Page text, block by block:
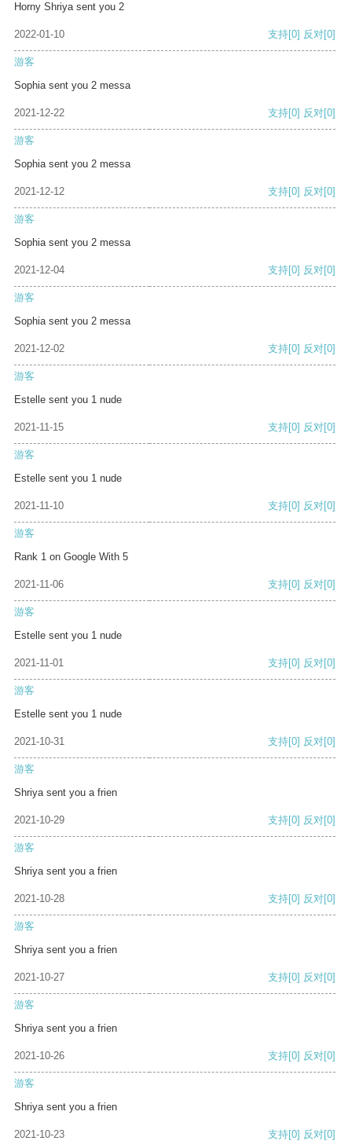
Horny Shriya sent you 2
2022-01-10 支持[0] 反对[0]
游客
Sophia sent you 2 messa
2021-12-22 支持[0] 反对[0]
游客
Sophia sent you 2 messa
2021-12-12 支持[0] 反对[0]
游客
Sophia sent you 2 messa
2021-12-04 支持[0] 反对[0]
游客
Sophia sent you 2 messa
2021-12-02 支持[0] 反对[0]
游客
Estelle sent you 1 nude
2021-11-15 支持[0] 反对[0]
游客
Estelle sent you 1 nude
2021-11-10 支持[0] 反对[0]
游客
Rank 1 on Google With 5
2021-11-06 支持[0] 反对[0]
游客
Estelle sent you 1 nude
2021-11-01 支持[0] 反对[0]
游客
Estelle sent you 1 nude
2021-10-31 支持[0] 反对[0]
游客
Shriya sent you a frien
2021-10-29 支持[0] 反对[0]
游客
Shriya sent you a frien
2021-10-28 支持[0] 反对[0]
游客
Shriya sent you a frien
2021-10-27 支持[0] 反对[0]
游客
Shriya sent you a frien
2021-10-26 支持[0] 反对[0]
游客
Shriya sent you a frien
2021-10-23 支持[0] 反对[0]